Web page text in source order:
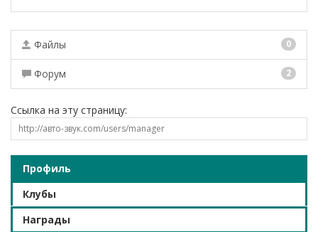
Файлы 0
Форум 2
Ссылка на эту страницу:
Профиль
Клубы
Награды